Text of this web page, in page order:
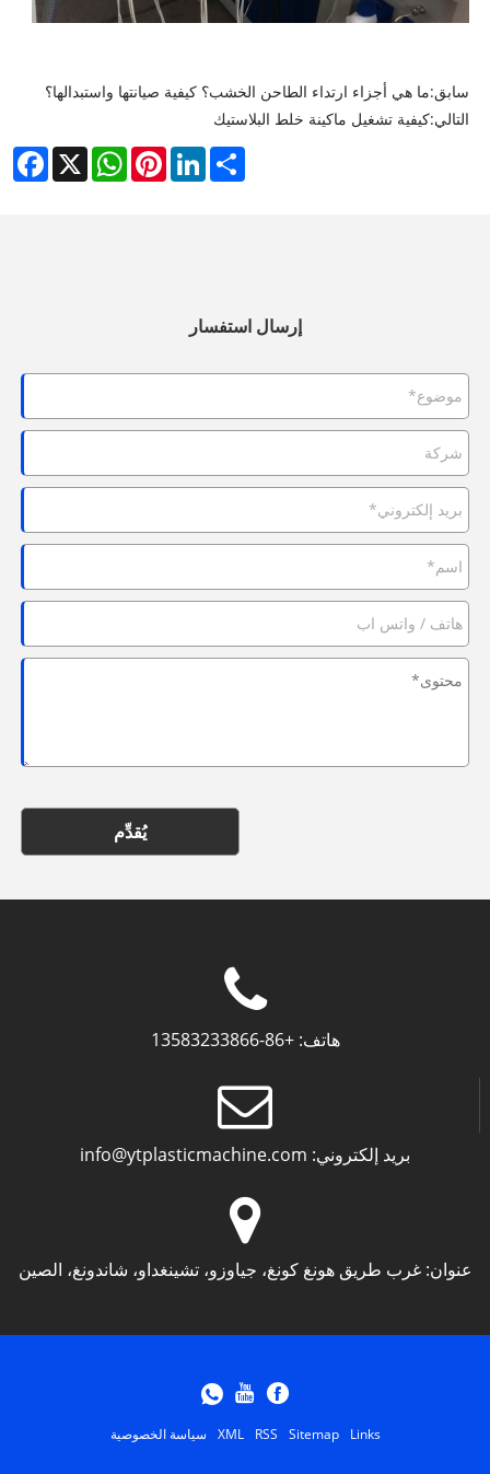
سابق:ما هي أجزاء ارتداء الطاحن الخشب؟ كيفية صيانتها واستبدالها؟
التالي:كيفية تشغيل ماكينة خلط البلاستيك
X
WhatsAppPinterestLinkedInShare
إرسال استفسار
يُقدِّم
هاتف: +86-13583233866
بريد إلكتروني: info@ytplasticmachine.com
عنوان: غرب طريق هونغ كونغ، جياوزو، تشينغداو، شاندونغ، الصين
Links
Sitemap
RSS
XML سياسة الخصوصية